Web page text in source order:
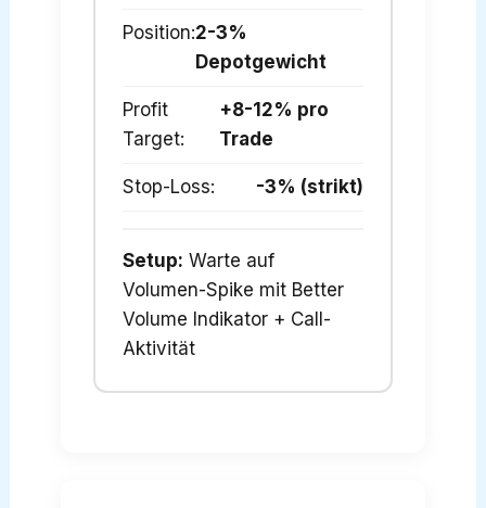
Position:2-3%
Depotgewicht
Profit
Target:
+8-12% pro
Trade
Stop-Loss: -3% (strikt)
Setup: Warte auf
Volumen-Spike mit Better
Volume Indikator + Call-
Aktivität